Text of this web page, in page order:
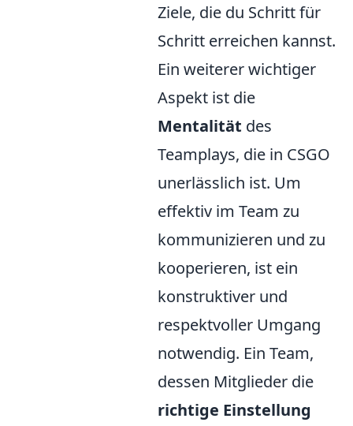
Ziele, die du Schritt für
Schritt erreichen kannst.
Ein weiterer wichtiger
Aspekt ist die
Mentalität des
Teamplays, die in CSGO
unerlässlich ist. Um
effektiv im Team zu
kommunizieren und zu
kooperieren, ist ein
konstruktiver und
respektvoller Umgang
notwendig. Ein Team,
dessen Mitglieder die
richtige Einstellung